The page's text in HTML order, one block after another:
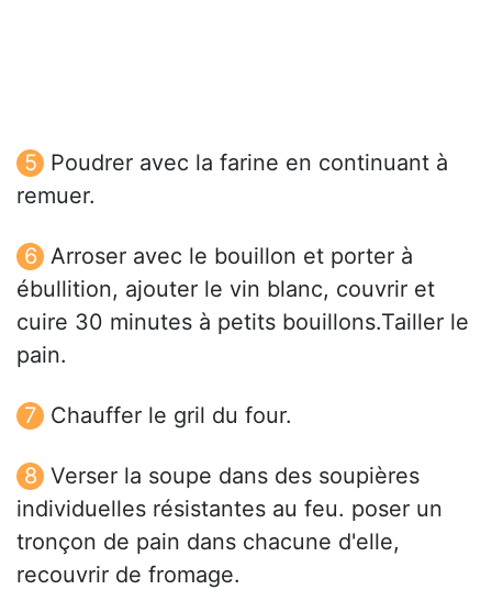
Poudrer avec la farine en continuant à
remuer.
Arroser avec le bouillon et porter à
ébullition, ajouter le vin blanc, couvrir et
cuire 30 minutes à petits bouillons.Tailler le
pain.
Chauffer le gril du four.
Verser la soupe dans des soupières
individuelles résistantes au feu. poser un
tronçon de pain dans chacune d'elle,
recouvrir de fromage.